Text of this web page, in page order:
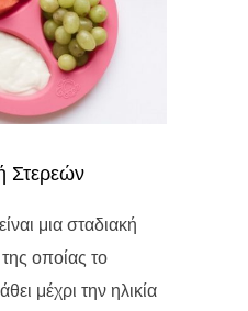
Στερεών
μια σταδιακή
οποίας το
μέχρι την ηλικία